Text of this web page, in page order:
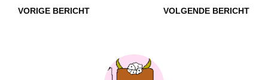
VORIGE BERICHT VOLGENDE BERICHT